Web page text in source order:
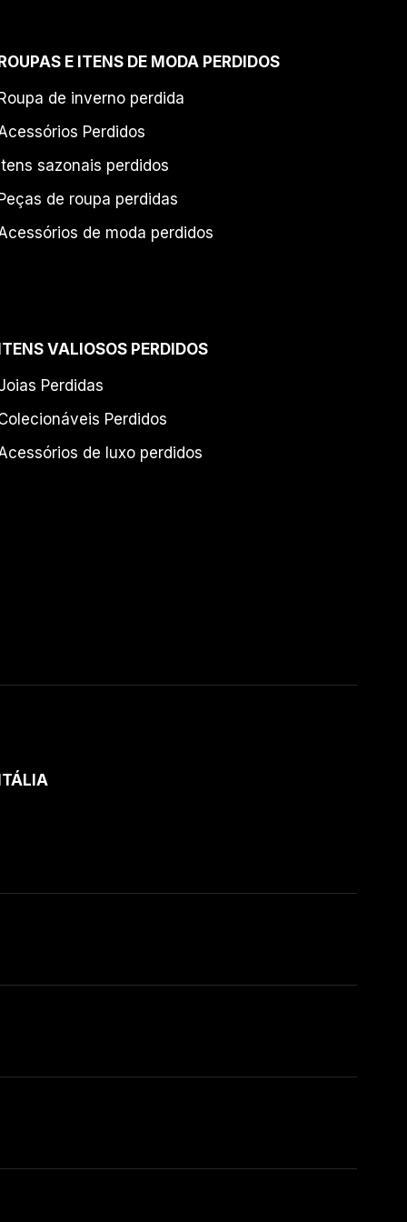
E ITENS DE MODA PERDIDOS
de inverno perdida
Perdidos
sazonais perdidos
de roupa perdidas
de moda perdidos
VALIOSOS PERDIDOS
Perdidas
Perdidos
de luxo perdidos